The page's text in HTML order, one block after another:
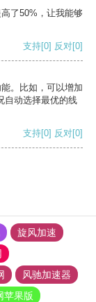
了50%，让我能够
支持[0] 反对[0]
。比如，可以增加
自动选择最优的线
支持[0] 反对[0]
旋风加速
风驰加速器
苹果版